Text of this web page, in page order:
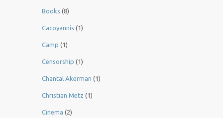
Books (8)
Cacoyannis (1)
Camp (1)
Censorship (1)
Chantal Akerman (1)
Christian Metz (1)
Cinema (2)